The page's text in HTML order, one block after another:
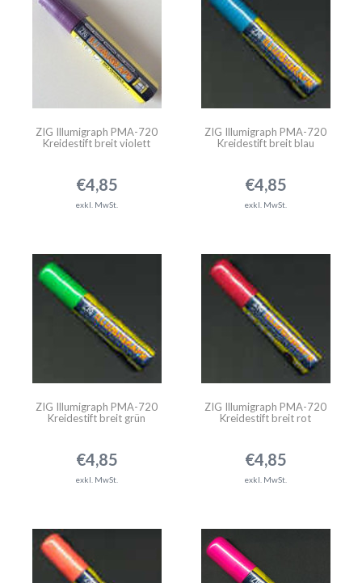
ZIG Illumigraph PMA-720
Kreidestift breit violett
€4,85
exkl. MwSt.
ZIG Illumigraph PMA-720
Kreidestift breit blau
€4,85
exkl. MwSt.
ZIG Illumigraph PMA-720
Kreidestift breit grün
€4,85
exkl. MwSt.
ZIG Illumigraph PMA-720
Kreidestift breit rot
€4,85
exkl. MwSt.